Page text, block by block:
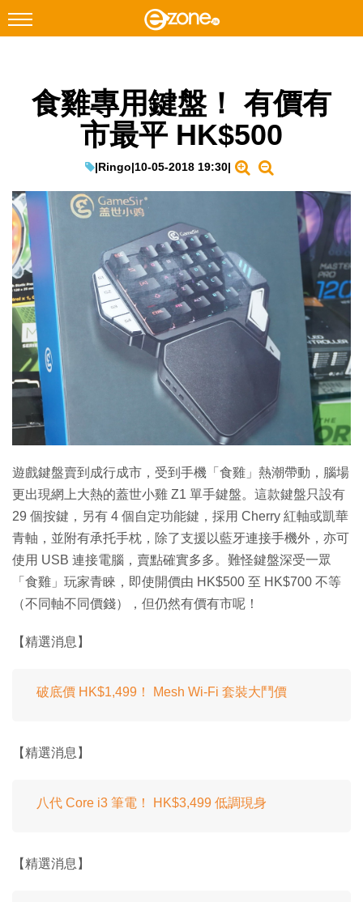
Facebook Instagram
遊戲動漫
教學評測
EduTech
IT Times
生成式AI與雲端應用
Enterprise Digital Transformation
特集
食雞專用鍵盤！ 有價有
市最平 HK$500
|Ringo|10-05-2018 19:30|
遊戲鍵盤賣到成行成市，受到手機「食雞」熱潮帶動，腦場
更出現網上大熱的蓋世小雞 Z1 單手鍵盤。這款鍵盤只設有
29 個按鍵，另有 4 個自定功能鍵，採用 Cherry 紅軸或凱華
青軸，並附有承托手枕，除了支援以藍牙連接手機外，亦可
使用 USB 連接電腦，賣點確實多多。難怪鍵盤深受一眾
「食雞」玩家青睞，即使開價由 HK$500 至 HK$700 不等
（不同軸不同價錢），但仍然有價有市呢！
【精選消息】
破底價 HK$1,499！ Mesh Wi-Fi 套裝大鬥價
【精選消息】
八代 Core i3 筆電！ HK$3,499 低調現身
【精選消息】